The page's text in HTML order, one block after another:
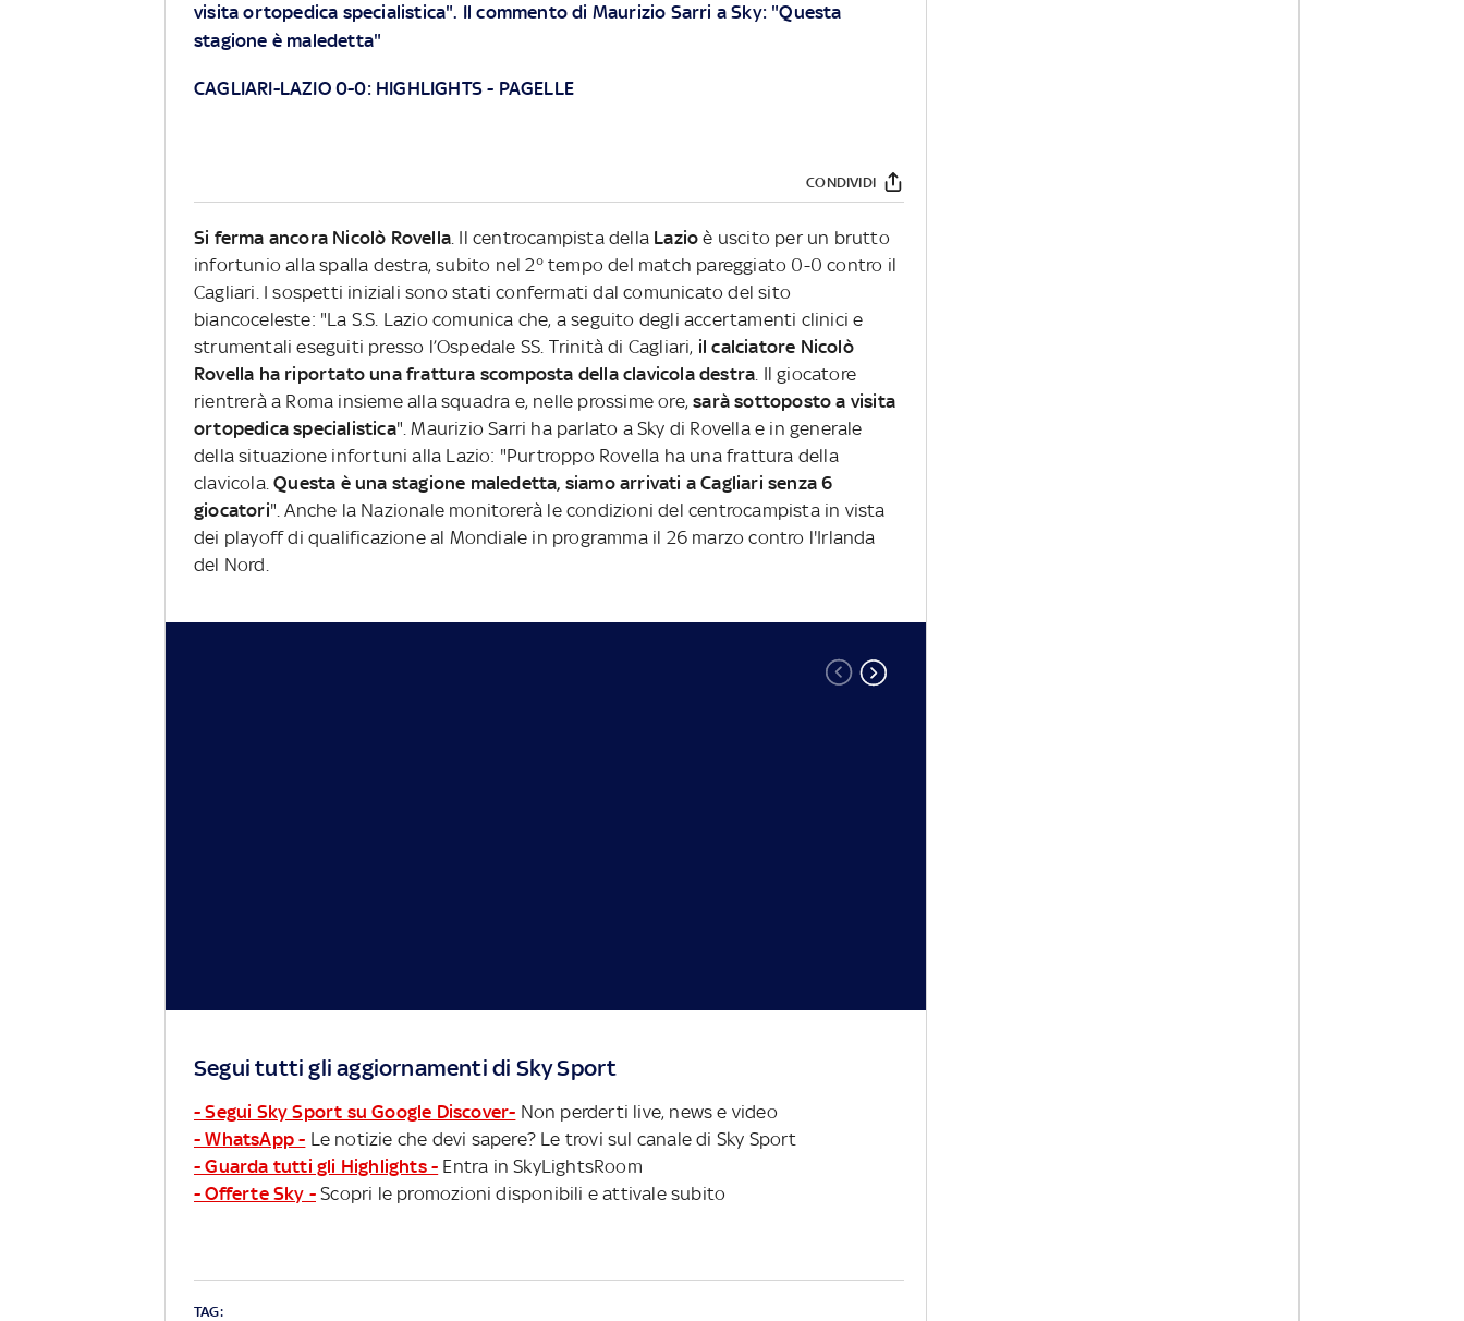
visita ortopedica specialistica". Il commento di Maurizio Sarri a Sky: "Questa
stagione è maledetta"
CAGLIARI-LAZIO 0-0: HIGHLIGHTS - PAGELLE
CONDIVIDI
Si ferma ancora Nicolò Rovella. Il centrocampista della Lazioè uscito per un brutto
infortunio alla spalla destra, subito nel 2° tempo del match pareggiato 0-0 contro il
Cagliari. I sospetti iniziali sono stati confermati dal comunicato del sito
biancoceleste: "La S.S. Lazio comunica che, a seguito degli accertamenti clinici e
strumentali eseguiti presso l’Ospedale SS. Trinità di Cagliari, il calciatore Nicolò
Rovella ha riportato una frattura scomposta della clavicola destra. Il giocatore
rientrerà a Roma insieme alla squadra e, nelle prossime ore,sarà sottoposto a visita
ortopedica specialistica". Maurizio Sarri ha parlato a Sky di Rovella e in generale
della situazione infortuni alla Lazio: "Purtroppo Rovella ha una frattura della
clavicola.Questa è una stagione maledetta, siamo arrivati a Cagliari senza 6
giocatori".Anche la Nazionale monitorerà le condizioni del centrocampistain vista
dei playoff di qualificazione al Mondiale in programma il 26 marzo contro l'Irlanda
del Nord.
Segui tutti gli aggiornamenti di Sky Sport
- Segui Sky Sport su Google Discover- Non perderti live, news e video
- WhatsApp - Le notizie che devi sapere? Le trovi sul canale di Sky Sport
- Guarda tutti gli Highlights - Entra in SkyLightsRoom
- Offerte Sky - Scopri le promozioni disponibili e attivale subito
TAG: